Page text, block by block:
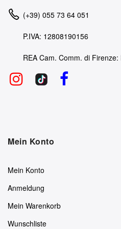
(+39) 055 73 64 051
P.IVA: 12808190156
REA Cam. Comm. di
Mein Konto
Mein Konto
Anmeldung
Mein Warenkorb
Wunschliste